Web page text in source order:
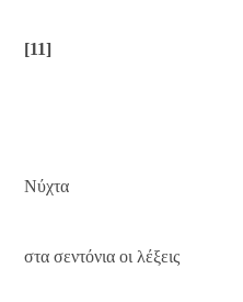
[11]
Νύχτα
στα σεντόνια οι λέξεις